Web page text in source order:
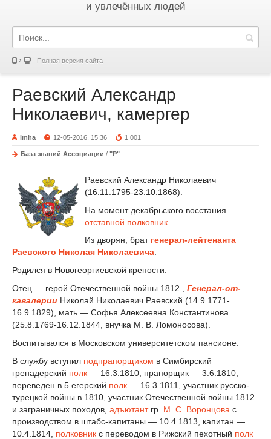
и увлечённых людей
Полная версия сайта
Раевский Александр
Николаевич, камергер
imha 12-05-2016, 15:36 1 001
База знаний Ассоциации / "Р"
Раевский Александр Николаевич
(16.11.1795-23.10.1868).
На момент декабрьского восстания
отставной полковник
Из дворян, брат генерал-лейтенанта
Раевского Николая Николаевича.
Родился в Новогеоргиевской крепости.
Отец — герой Отечественной войны 1812 , Генерал-от-
кавалерии Николай Николаевич Раевский (14.9.1771-
16.9.1829), мать — Софья Алексеевна Константинова
(25.8.1769-16.12.1844, внучка М. В. Ломоносова).
Воспитывался в Московском университетском пансионе.
В службу вступил подпрапорщиком в Симбирский
гренадерский полк — 16.3.1810, прапорщик — 3.6.1810,
переведен в 5 егерский полк — 16.3.1811, участник русско-
турецкой войны в 1810, участник Отечественной войны 1812
и заграничных походов, адъютантгр. М. С. Воронцова с
производством в штабс-капитаны — 10.4.1813, капитан —
10.4.1814, полковник с переводом в Рижский пехотный полк